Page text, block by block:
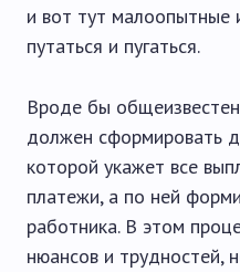
и вот тут малоопытные
путаться и пугаться.
Вроде бы
должен сформировать
которой укажет все
платежи, а по ней
работника. В этом
нюансов и трудностей,